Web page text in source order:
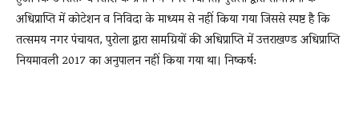
अधिप्राप्ति में कोटेशन व निविदा के माध्यम से नहीं किया गया जिससे स्पष्ट है कि
तत्समय नगर पंचायत, पुरोला द्वारा सामग्रियों की अधिप्राप्ति में उत्तराखण्ड अधिप्राप्ति
नियमावली 2017 का अनुपालन नहीं किया गया था। निष्कर्ष: